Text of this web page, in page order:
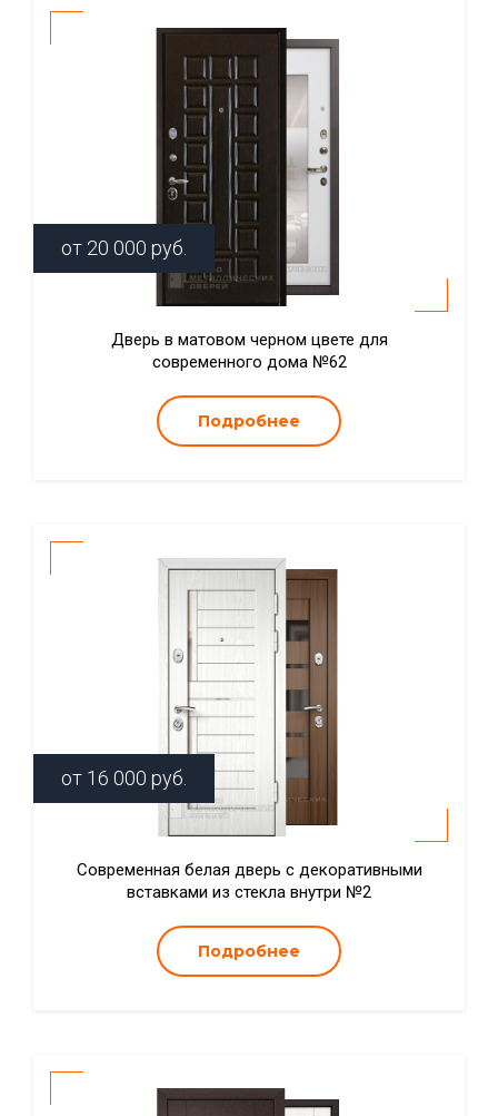
от 20 000 руб.
Дверь в матовом черном цвете для
современного дома №62
Подробнее
от 16 000 руб.
Современная белая дверь с декоративными
вставками из стекла внутри №2
Подробнее